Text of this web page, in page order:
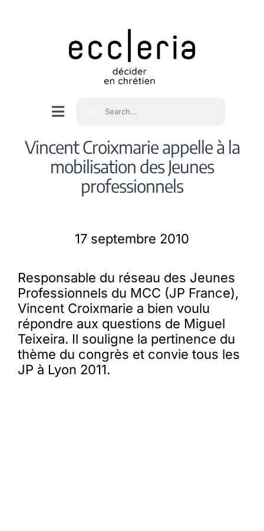
Navigation
bascule
Accueil
Qui sommes nous ?
Membres
L’actu
Nous soutenir
Rechercher
Vincent Croixmarie appelle à la
mobilisation des Jeunes
professionnels
17 septembre 2010
Responsable du réseau des Jeunes
Professionnels du MCC (JP France),
Vincent Croixmarie a bien voulu
répondre aux questions de Miguel
Teixeira. Il souligne la pertinence du
thème du congrès et convie tous les
JP à Lyon 2011.